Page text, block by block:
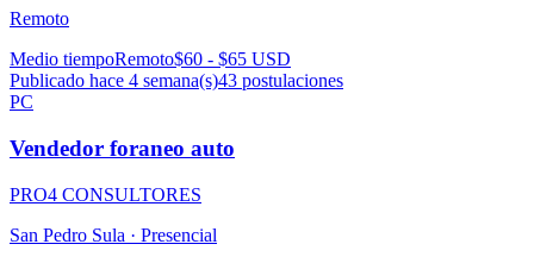
Remoto
Medio tiempoRemoto$60 - $65 USD
Publicado hace 4 semana(s)43 postulaciones
PC
Vendedor foraneo auto
PRO4 CONSULTORES
San Pedro Sula · Presencial